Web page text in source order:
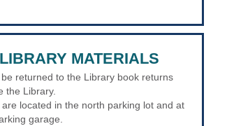
MATERIALS
returned to the Library book returns
the Library.
located in the north parking lot and at
garage.